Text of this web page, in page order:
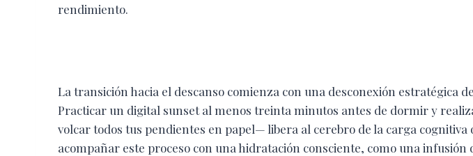
rendimiento.
La transición hacia el descanso comienza con una desconexión estratégica
Practicar un digital sunset al menos treinta minutos antes de dormir y
volcar todos tus pendientes en papel— libera al cerebro de la carga cognitiva
acompañar este proceso con una hidratación consciente, como una infusión